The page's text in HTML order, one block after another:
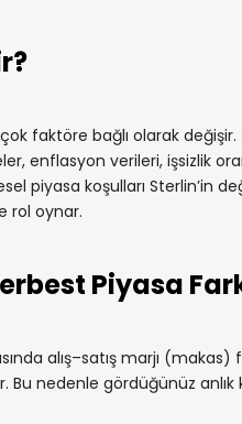
faktöre bağlı olarak
enflasyon verileri, işsizlik
piyasa koşulları Sterlin’in
rol oynar.
Piyasa
alış–satış marjı (makas)
nedenle gördüğünüz anlık